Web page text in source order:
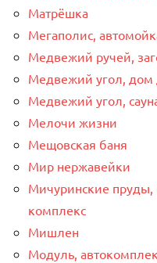
Матрёшка
Мегаполис,
Медвежий ручей,
Медвежий угол, дом
Медвежий угол,
Мелочи жизни
Мещовская баня
Мир нержавейки
Мичуринские пруды,
комплекс
Мишлен
Модуль,